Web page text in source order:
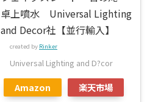
卓上噴水 Universal Lighting
and Decor社【並行輸入】
created by Rinker
Universal Lighting and D?cor
Amazon 楽天市場